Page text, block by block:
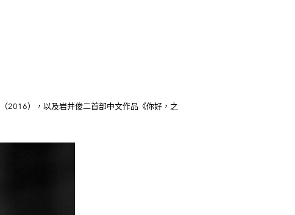
2016），以及岩井俊二首部中文作品《你好，之